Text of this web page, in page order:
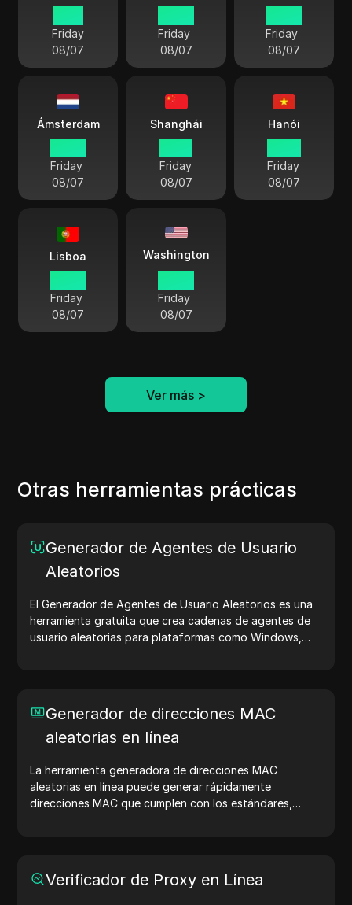
Friday
08/07
Friday
08/07
Friday
08/07
Ámsterdam
Friday
08/07
Shanghái
Friday
08/07
Hanói
Friday
08/07
Lisboa
Friday
08/07
Washington
Friday
08/07
Ver más >
Otras herramientas prácticas
Generador de Agentes de Usuario
Aleatorios
El Generador de Agentes de Usuario Aleatorios es una
herramienta gratuita que crea cadenas de agentes de
usuario aleatorias para plataformas como Windows,
y optimización del desarrollo. Simplifica tus flujos de
trabajo: ¡genera agentes de usuario hoy!
Generador de direcciones MAC
aleatorias en línea
La herramienta generadora de direcciones MAC
aleatorias en línea puede generar rápidamente
direcciones MAC que cumplen con los estándares,
Verificador de Proxy en Línea